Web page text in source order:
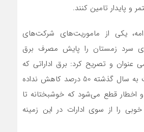
و پایدار تامین کنند.
یکی از ماموریت‌های شرکت‌های
سرد زمستان را پایش مصرف برق
عنوان و تصریح کرد: برق اداراتی که
مصرف خود را نسبت به سال گذشته 50 درصد کاهش نداده
اخطار قطع می‌شود که خوشبختانه تا
را از سوی ادارات در این زمینه